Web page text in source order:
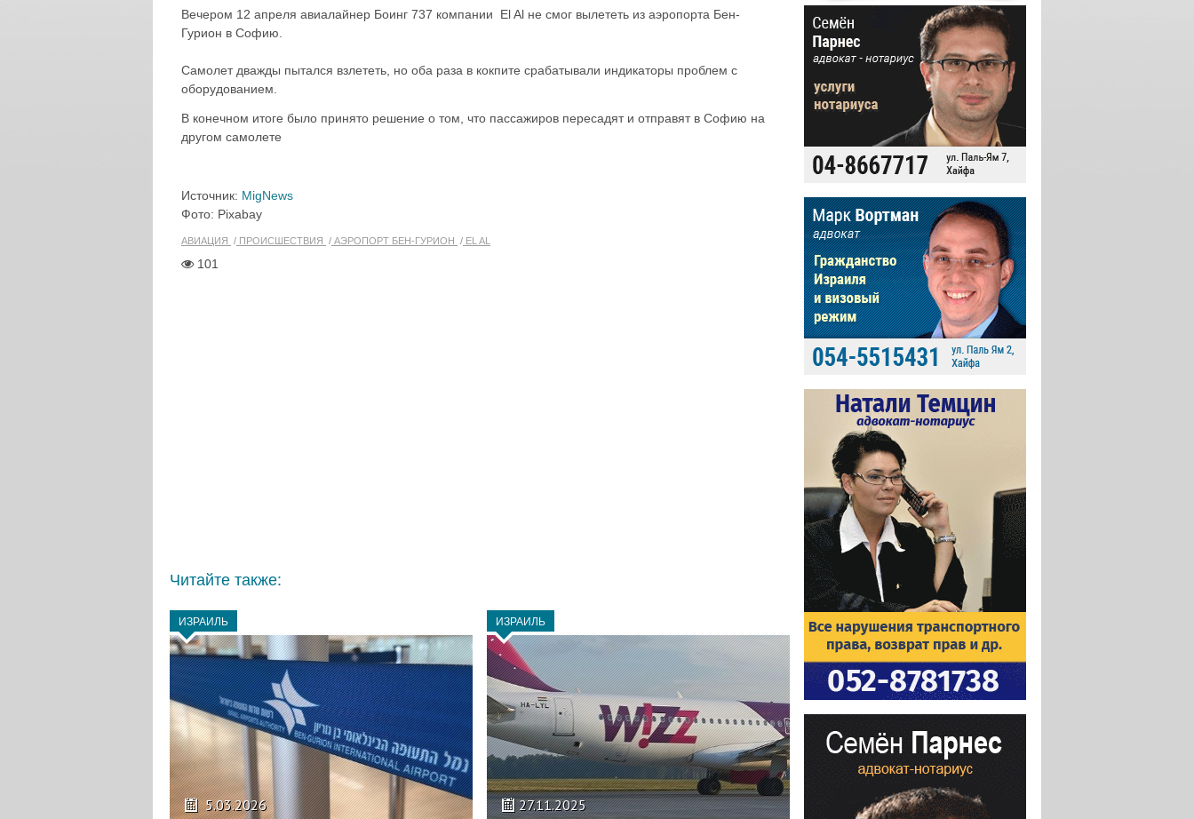
Вечером 12 апреля авиалайнер Боинг 737 компании El Al не смог вылететь из аэропорта Бен-
Гурион в Софию.
Самолет дважды пытался взлететь, но оба раза в кокпите срабатывали индикаторы проблем с
оборудованием.
В конечном итоге было принято решение о том, что пассажиров пересадят и отправят в Софию на
другом самолете
Источник: MigNews
Фото: Pixabay
АВИАЦИЯ ПРОИСШЕСТВИЯ АЭРОПОРТ БЕН-ГУРИОН EL AL
101
Читайте также:
ИЗРАИЛЬ
5.03.2026
ИЗРАИЛЬ
27.11.2025